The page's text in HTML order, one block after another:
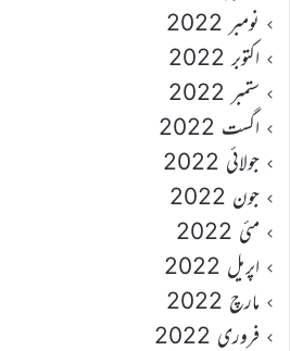
نومبر 2022
اکتوبر 2022
ستمبر 2022
اگست 2022
جولائی 2022
جون 2022
مئی 2022
اپریل 2022
مارچ 2022
فروری 2022